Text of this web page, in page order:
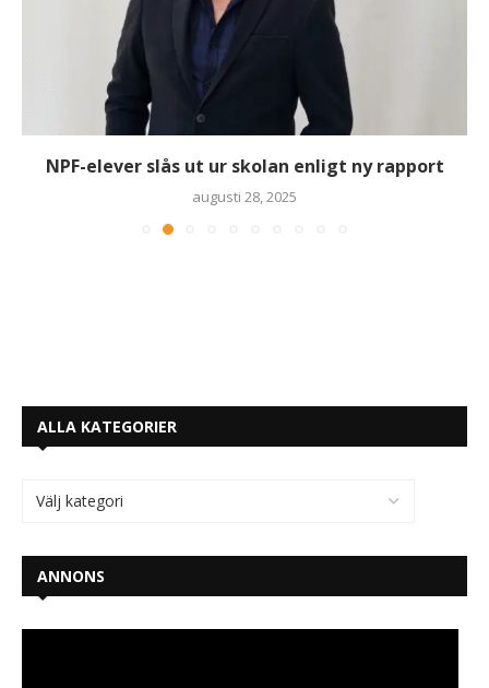
NPF-elever slås ut ur skolan enligt ny rapport
augusti 28, 2025
ALLA KATEGORIER
ANNONS